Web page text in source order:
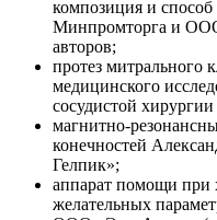
композиция и способ
Минпромторга и
авторов;
протез митрального
медицинского
сосудистой
магнитно-
конечностей
Гелпик»;
аппарат помощи при
желательных